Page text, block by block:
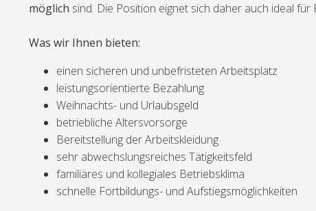
möglich sind. Die Position eignet sich daher auch ideal
Was wir Ihnen bieten:
einen sicheren und unbefristeten Arbeitsplatz
leistungsorientierte Bezahlung
Weihnachts- und Urlaubsgeld
betriebliche Altersvorsorge
Bereitstellung der Arbeitskleidung
sehr abwechslungsreiches Tätigkeitsfeld
familiäres und kollegiales Betriebsklima
schnelle Fortbildungs- und Aufstiegsmöglichkeiten